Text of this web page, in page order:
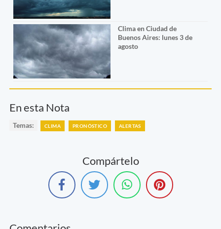
Clima en Ciudad de
Buenos Aires: lunes 3 de
agosto
En esta Nota
Temas: CLIMA PRONÓSTICO ALERTAS
Compártelo